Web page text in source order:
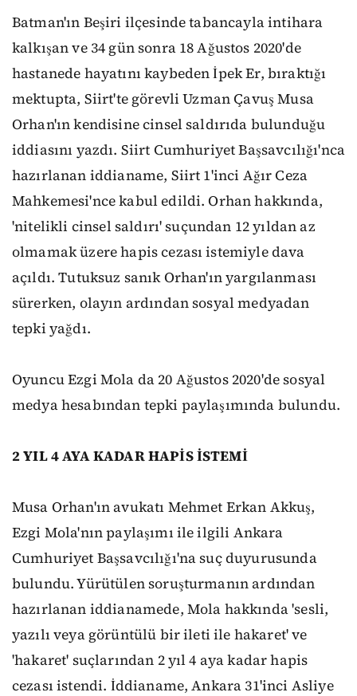
Batman'ın Beşiri ilçesinde tabancayla intihara
kalkışan ve 34 gün sonra 18 Ağustos 2020'de
hastanede hayatını kaybeden İpek Er, bıraktığı
mektupta, Siirt'te görevli Uzman Çavuş Musa
Orhan'ın kendisine cinsel saldırıda bulunduğu
iddiasını yazdı. Siirt Cumhuriyet Başsavcılığı'nca
hazırlanan iddianame, Siirt 1'inci Ağır Ceza
Mahkemesi'nce kabul edildi. Orhan hakkında,
'nitelikli cinsel saldırı' suçundan 12 yıldan az
olmamak üzere hapis cezası istemiyle dava
açıldı. Tutuksuz sanık Orhan'ın yargılanması
sürerken, olayın ardından sosyal medyadan
tepki yağdı.
Oyuncu Ezgi Mola da 20 Ağustos 2020'de sosyal
medya hesabından tepki paylaşımında bulundu.
2 YIL 4 AYA KADAR HAPİS İSTEMİ
Musa Orhan'ın avukatı Mehmet Erkan Akkuş,
Ezgi Mola'nın paylaşımı ile ilgili Ankara
Cumhuriyet Başsavcılığı'na suç duyurusunda
bulundu. Yürütülen soruşturmanın ardından
hazırlanan iddianamede, Mola hakkında 'sesli,
yazılı veya görüntülü bir ileti ile hakaret' ve
'hakaret' suçlarından 2 yıl 4 aya kadar hapis
cezası istendi. İddianame, Ankara 31'inci Asliye